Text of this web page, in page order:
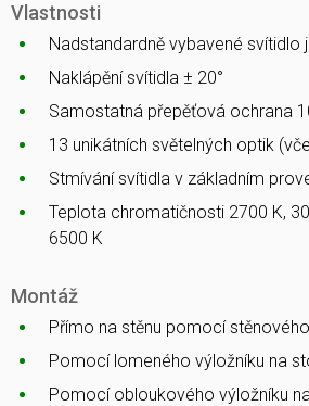
Vlastnosti
Nadstandardně vybavené svítidlo
Naklápění svítidla ± 20°
Samostatná přepěťová ochrana
13 unikátních světelných optik
Stmívání svítidla v základním
Teplota chromatičnosti 2700 K,
6500 K
Montáž
Přímo na stěnu pomocí
Pomocí lomeného výložníku na
Pomocí obloukového výložníku